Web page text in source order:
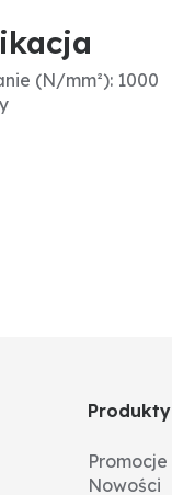
(N/mm²): 1000
Produkty
Promocje
Nowości